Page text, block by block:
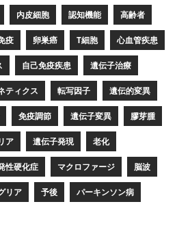
内皮細胞 認知機能 高齢者
疫 卵巣癌 T細胞 心血管疾患
自己免疫疾患 遺伝子治療
ティクス 転写因子 遺伝的変異
免疫調節 遺伝子変異 膠芽腫
ア 遺伝子発現 老化
性硬化症 マクロファージ 脳波
リア 予後 パーキンソン病